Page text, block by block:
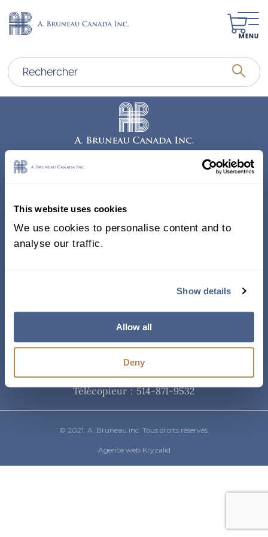
This website uses cookies
We use cookies to personalise content and to
analyse our traffic.
Show details
Allow all
Deny
MENU
338, Rue Saint-Antoine E.
Bureau 011, Montréal QC
H2Y 1A3 Canada
Téléphone
514-871-9821/ 1-800-361-8487
Télécopieur : 514-871-9532
© 2021. A. Bruneau inc. Tous droits réservés.
Agence web Kryzalid